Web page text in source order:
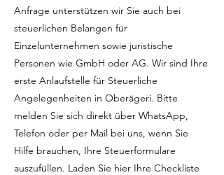
Anfrage unterstützen wir Sie auch bei
steuerlichen Belangen für
Einzelunternehmen sowie juristische
Personen wie GmbH oder AG. Wir sind Ihre
erste Anlaufstelle für Steuerliche
Angelegenheiten in Oberägeri. Bitte
melden Sie sich direkt über WhatsApp,
Telefon oder per Mail bei uns, wenn Sie
Hilfe brauchen, Ihre Steuerformulare
auszufüllen. Laden Sie hier Ihre Checkliste